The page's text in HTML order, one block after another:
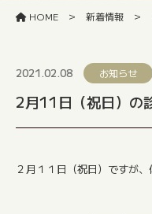
HOME > 新着情報 >
2021.02.08 お知らせ
2月11日（祝日）の
２月１１日（祝日）ですが、